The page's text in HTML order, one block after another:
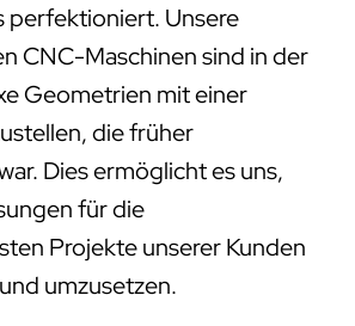
perfektioniert. Unsere
CNC-Maschinen sind in der
Geometrien mit einer
die früher
Dies ermöglicht es uns,
für die
Projekte unserer Kunden
umzusetzen.